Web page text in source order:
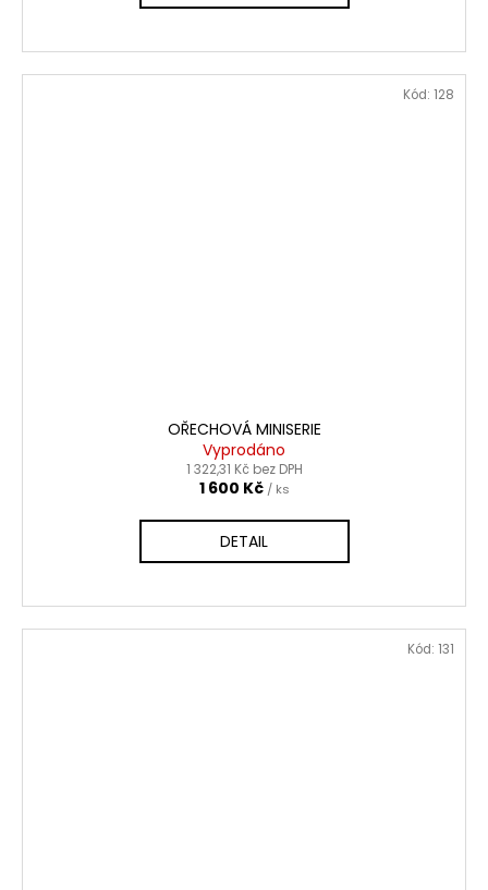
OŘECHOVÁ MINISERIE
Vyprodáno
1 322,31 Kč bez DPH
1 600 Kč / ks
DETAIL
Kód: 128
Kód: 131